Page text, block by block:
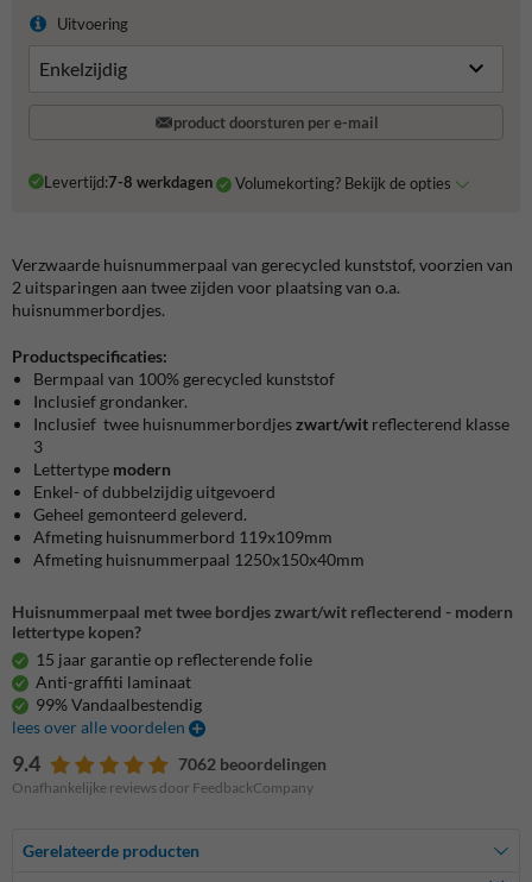
Uitvoering
product doorsturen per e-mail
Levertijd:7-8 werkdagen Volumekorting? Bekijk de opties
Verzwaarde huisnummerpaal van gerecycled kunststof, voorzien van
2 uitsparingen aan twee zijden voor plaatsing van o.a.
huisnummerbordjes.
Productspecificaties:
Bermpaal van 100% gerecycled kunststof
Inclusief grondanker.
Inclusief twee huisnummerbordjeszwart/wit reflecterend klasse
3
Lettertype modern
Enkel- of dubbelzijdig uitgevoerd
Geheel gemonteerd geleverd.
Afmeting huisnummerbord 119x109mm
Afmeting huisnummerpaal 1250x150x40mm
Huisnummerpaal met twee bordjes zwart/wit reflecterend - modern
lettertype kopen?
15 jaar garantie op reflecterende folie
Anti-graffiti laminaat
99% Vandaalbestendig
lees over alle voordelen
9.4 7062 beoordelingen
Onafhankelijke reviews door FeedbackCompany
Gerelateerde producten